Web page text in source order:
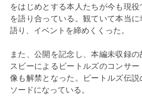
をはじめとする本人たちが今も現
を語り合っている。観ていて本当に
語り、イベントを締めくくった。
また、公開を記念し、本編未収録
スビーによるビートルズのコンサ
像も解禁となった。ビートルズ伝
ソードになっている。